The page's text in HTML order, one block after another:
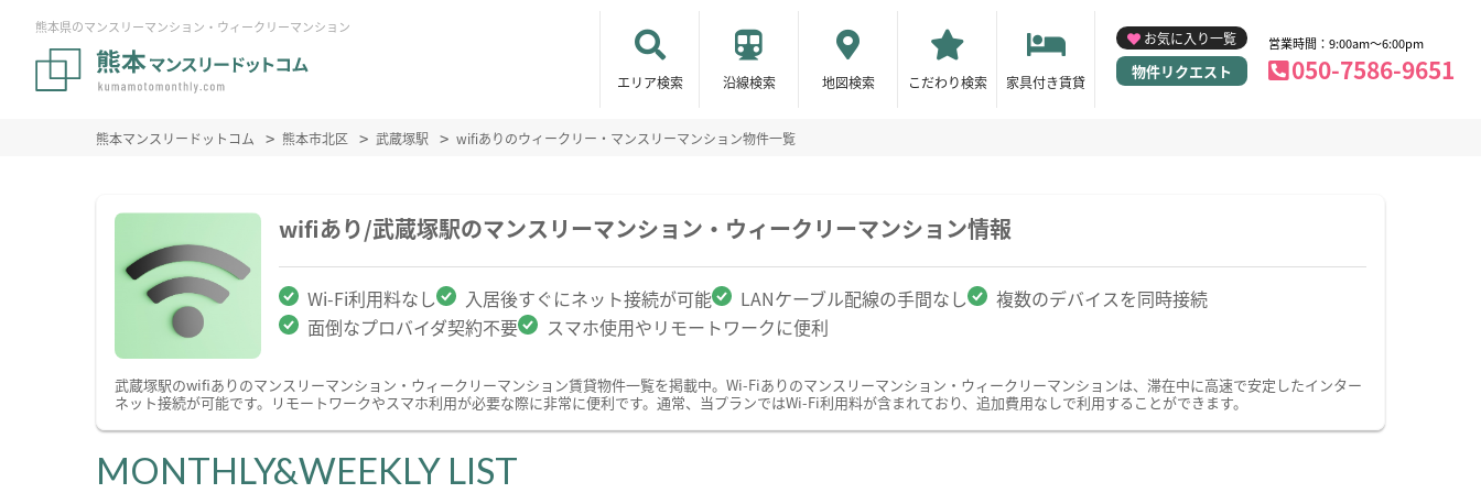
熊本県のマンスリーマンション・ウィークリーマンション
エリア検索 沿線検索 地図検索 こだわり検索 家具付き賃貸
お気に入り一覧
物件リクエスト
営業時間：9:00am～6:00pm
050-7586-9651
熊本マンスリードットコム 熊本市北区 武蔵塚駅 wifiありのウィークリー・マンスリーマンション物件一覧
wifiあり/武蔵塚駅のマンスリーマンション・ウィークリーマンション情報
Wi-Fi利用料なし 入居後すぐにネット接続が可能 LANケーブル配線の手間なし
複数のデバイスを同時接続
面倒なプロバイダ契約不要
スマホ使用やリモートワークに便利
武蔵塚駅のwifiありのマンスリーマンション・ウィークリーマンション賃貸物件一覧を掲載中。Wi-Fiありのマンスリーマンション・ウィークリーマンションは、滞在中に高速で安定したインター
ネット接続が可能です。リモートワークやスマホ利用が必要な際に非常に便利です。通常、当プランではWi-Fi利用料が含まれており、追加費用なしで利用することができます。
MONTHLY&WEEKLY LIST